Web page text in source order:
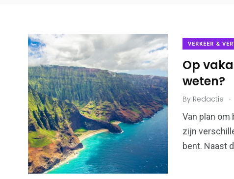
VERKEER &
Op
weten?
By Redactie .
Van plan om
zijn
bent. Naast
6
Algemeen
173
Bouwen &